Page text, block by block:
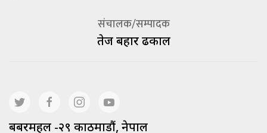
संचालक/सम्पादक
तेज बहादूर ढकाल
बबरमहल -२९ काठमाडौं, नेपाल